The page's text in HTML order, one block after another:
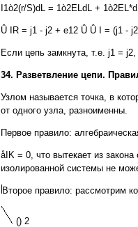
I1ò2(r/S)dL = 1ò2ELdL +
Û IR = j1 - j2 + e12 Û Û I = (j1 -
Если цепь замкнута, т.е. j1 =
34. Разветвление цепи.
Узлом называется точка, в
от одного узла, разноименны.
Первое правило:
åIK = 0, что вытекает из
изолированной системы не
Второе правило: рассмотрим
() 2